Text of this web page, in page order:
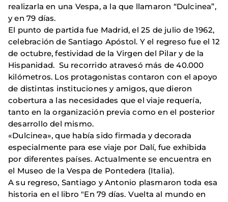
realizarla en una Vespa, a la que llamaron “Dulcinea”,
y en 79 días.
El punto de partida fue Madrid, el 25 de julio de 1962,
celebración de Santiago Apóstol. Y el regreso fue el 12
de octubre, festividad de la Virgen del Pilar y de la
Hispanidad. Su recorrido atravesó más de 40.000
kilómetros. Los protagonistas contaron con el apoyo
de distintas instituciones y amigos, que dieron
cobertura a las necesidades que el viaje requería,
tanto en la organización previa como en el posterior
desarrollo del mismo.
«Dulcinea», que había sido firmada y decorada
especialmente para ese viaje por Dalí, fue exhibida
por diferentes países. Actualmente se encuentra en
el Museo de la Vespa de Pontedera (Italia).
A su regreso, Santiago y Antonio plasmaron toda esa
historia en el libro "En 79 días. Vuelta al mundo en